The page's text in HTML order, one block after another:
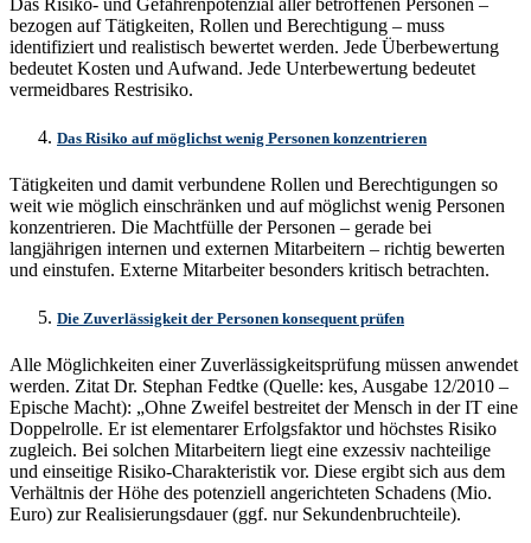
bezogen auf Tätigkeiten, Rollen und Berechtigung – muss
identifiziert und realistisch bewertet werden. Jede Überbewertung
bedeutet Kosten und Aufwand. Jede Unterbewertung bedeutet
vermeidbares Restrisiko.
Das Risiko auf möglichst wenig Personen konzentrieren
Tätigkeiten und damit verbundene Rollen und Berechtigungen so
weit wie möglich einschränken und auf möglichst wenig Personen
konzentrieren. Die Machtfülle der Personen – gerade bei
langjährigen internen und externen Mitarbeitern – richtig bewerten
und einstufen. Externe Mitarbeiter besonders kritisch betrachten.
Die Zuverlässigkeit der Personen konsequent prüfen
Alle Möglichkeiten einer Zuverlässigkeitsprüfung müssen anwendet
werden. Zitat Dr. Stephan Fedtke (Quelle: kes, Ausgabe 12/2010 –
Epische Macht): „Ohne Zweifel bestreitet der Mensch in der IT eine
Doppelrolle. Er ist elementarer Erfolgsfaktor und höchstes Risiko
zugleich. Bei solchen Mitarbeitern liegt eine exzessiv nachteilige
und einseitige Risiko-Charakteristik vor. Diese ergibt sich aus dem
Verhältnis der Höhe des potenziell angerichteten Schadens (Mio.
Euro) zur Realisierungsdauer (ggf. nur Sekundenbruchteile).